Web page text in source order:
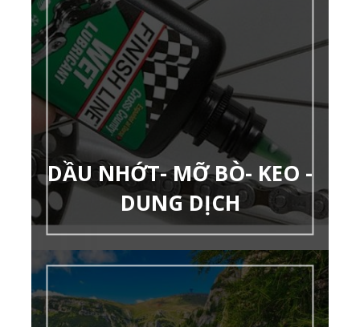
DẦU NHỚT- MỠ BÒ- KEO -
DUNG DỊCH